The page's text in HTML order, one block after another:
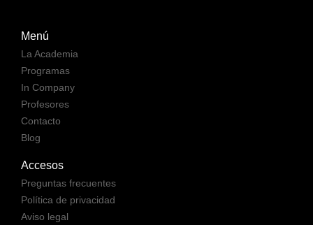
Menú
La Academia
Programas
In Company
Profesores
Contacto
Blog
Accesos
Preguntas frecuentes
Política de privacidad
Aviso legal